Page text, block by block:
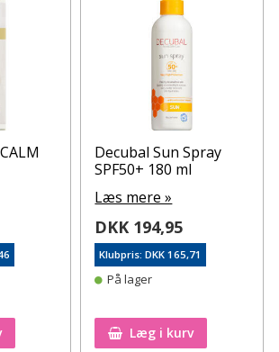
Decubal Sun Spray
SPF50+ 180 ml
Læs mere »
DKK 194,95
Klubpris: DKK 165,71
På lager
Læg i kurv